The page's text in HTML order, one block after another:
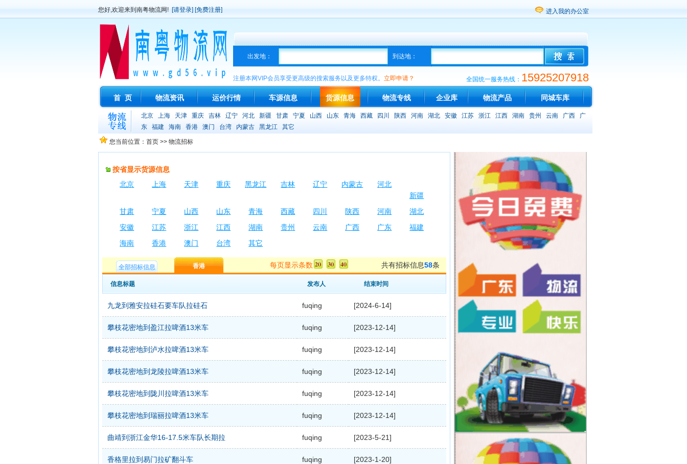
您好,欢迎来到南粤物流网! [请登录] [免费注册] 进入我的办公室
出发地： 到达地：
注册本网VIP会员享受更高级的搜索服务以及更多特权。 立即申请？ 全国统一服务热线： 15925207918
首 页 物流资讯 运价行情 车源信息 货源信息 物流专线 企业库 物流产品 同城车库
北京 上海 天津 重庆 吉林 辽宁 河北 新疆 甘肃 宁夏 山西 山东 青海 西藏 四川 陕西 河南 湖北 安徽 江苏 浙江 江西 湖南 贵州 云南 广西
广
东
福建 海南 香港 澳门 台湾 内蒙古 黑龙江 其它
您当前位置：首页 >> 物流招标
按省显示货源信息
北京
上海 天津 重庆 黑龙江 吉林 辽宁 内蒙古
河北
新疆
甘肃
宁夏 山西 山东 青海 西藏 四川 陕西 河南
湖北
安徽
江苏 浙江 江西 湖南 贵州 云南 广西 广东
福建
海南
香港 澳门 台湾 其它
全部招标信息 香港 每页显示条数 共有招标信息58条
信息标题 发布人 结束时间
九龙到雅安拉硅石要车队拉硅石 fuqing [2024-6-14]
攀枝花密地到盈江拉啤酒13米车 fuqing [2023-12-14]
攀枝花密地到泸水拉啤酒13米车 fuqing [2023-12-14]
攀枝花密地到龙陵拉啤酒13米车 fuqing [2023-12-14]
攀枝花密地到陇川拉啤酒13米车 fuqing [2023-12-14]
攀枝花密地到瑞丽拉啤酒13米车 fuqing [2023-12-14]
曲靖到浙江金华16-17.5米车队长期拉 fuqing [2023-5-21]
香格里拉到易门拉矿翻斗车 fuqing [2023-1-20]